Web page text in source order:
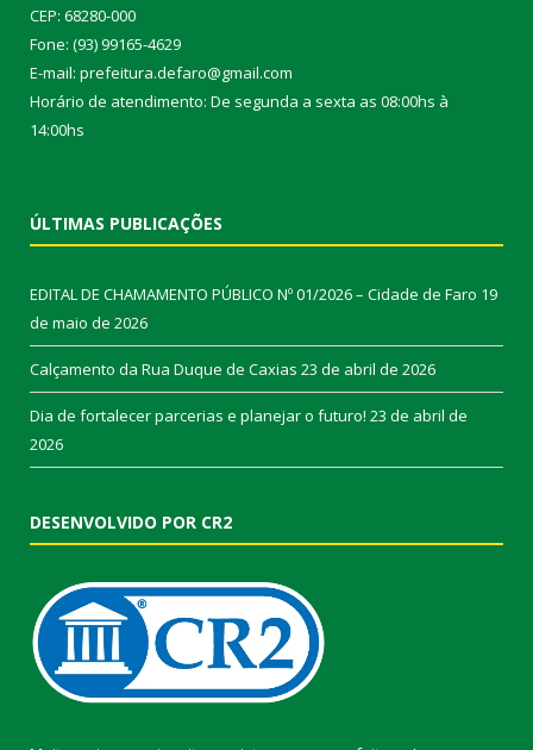
CEP: 68280-000
Fone: (93) 99165-4629
E-mail: prefeitura.defaro@gmail.com
Horário de atendimento: De segunda a sexta as 08:00hs à
14:00hs
ÚLTIMAS PUBLICAÇÕES
EDITAL DE CHAMAMENTO PÚBLICO Nº 01/2026 – Cidade de Faro 19
de maio de 2026
Calçamento da Rua Duque de Caxias 23 de abril de 2026
Dia de fortalecer parcerias e planejar o futuro! 23 de abril de
2026
DESENVOLVIDO POR CR2